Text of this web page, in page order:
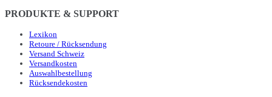
PRODUKTE & SUPPORT
Lexikon
Retoure / Rücksendung
Versand Schweiz
Versandkosten
Auswahlbestellung
Rücksendekosten